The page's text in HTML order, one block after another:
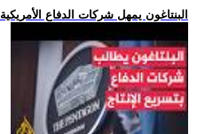
.. البنتاغون يمهل شركات الدفاع الأمريكية 21 يوما لتقديم خطط تسر